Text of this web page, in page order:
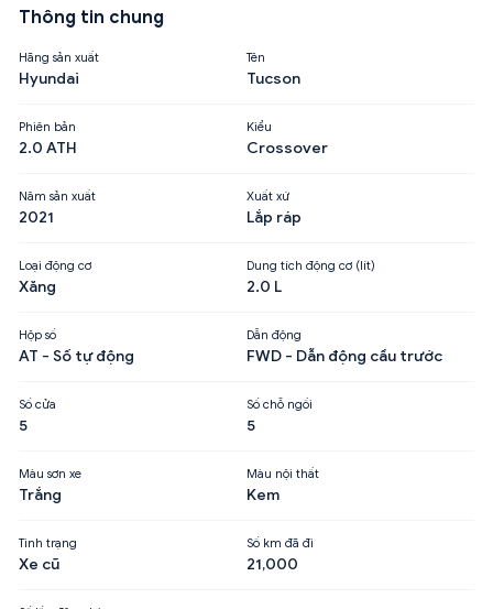
Thông tin chung
Hãng sản xuất
Hyundai
Tên
Tucson
Phiên bản
2.0 ATH
Kiểu
Crossover
Năm sản xuất
2021
Xuất xứ
Lắp ráp
Loại động cơ
Xăng
Dung tích động cơ (lít)
2.0 L
Hộp số
AT - Số tự động
Dẫn động
FWD - Dẫn động cầu trước
Số cửa
5
Số chỗ ngồi
5
Màu sơn xe
Trắng
Màu nội thất
Kem
Tình trạng
Xe cũ
Số km đã đi
21,000